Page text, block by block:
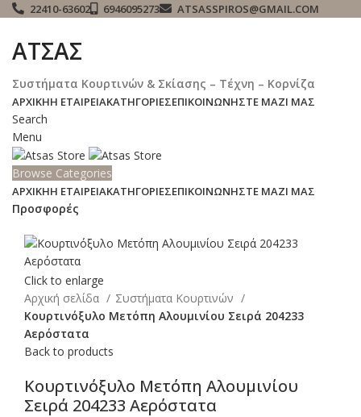
22410-63602 6946095273 ATSASSPIROS@GMAIL.COM
ΑΤΣΑΣ
Συστήματα Κουρτινών & Σκίασης – Τέχνη – Κορνίζα
ΑΡΧΙΚΉΗ ΕΤΑΙΡΕΊΑΚΑΤΗΓΟΡΊΕΣΕΠΙΚΟΙΝΩΝΉΣΤΕ ΜΑΖΊ ΜΑΣ
Search
Menu
Browse Categories
ΑΡΧΙΚΉΗ ΕΤΑΙΡΕΊΑΚΑΤΗΓΟΡΊΕΣΕΠΙΚΟΙΝΩΝΉΣΤΕ ΜΑΖΊ ΜΑΣ
Προσφορές
Click to enlarge
Αρχική σελίδα
Συστήματα Κουρτινών
Κουρτινόξυλο Μετόπη Αλουμινίου Σειρά 204233
Αερόστατα
Back to products
Κουρτινόξυλο Μετόπη Αλουμινίου
Σειρά 204233 Αερόστατα